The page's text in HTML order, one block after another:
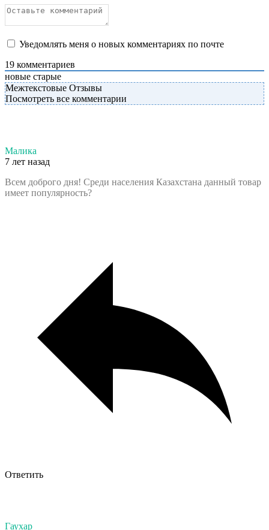
Уведомлять меня о новых комментариях по почте
19 комментариев
новые старые
Межтекстовые Отзывы
Посмотреть все комментарии
Малика
7 лет назад
Всем доброго дня! Среди населения Казахстана данный товар
имеет популярность?
Ответить
Гаухар